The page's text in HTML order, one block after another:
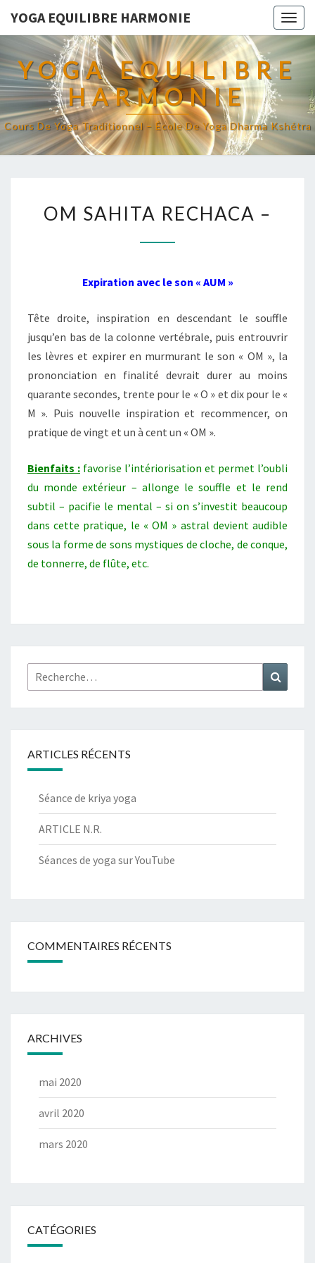
YOGA EQUILIBRE HARMONIE
YOGA EQUILIBRE
HARMONIE
Cours De Yoga Traditionnel – École De Yoga Dharma Kshétra
SAHITA
OM SAHITA RECHACA –
Expiration avec le son « AUM »
Tête droite, inspiration en descendant le souffle
jusqu’en bas de la colonne vertébrale, puis entrouvrir
les lèvres et expirer en murmurant le son « OM », la
prononciation en finalité devrait durer au moins
quarante secondes, trente pour le « O » et dix pour le «
M ». Puis nouvelle inspiration et recommencer, on
pratique de vingt et un à cent un « OM ».
Bienfaits : favorise l’intériorisation et permet l’oubli
du monde extérieur – allonge le souffle et le rend
subtil – pacifie le mental – si on s’investit beaucoup
dans cette pratique, le « OM » astral devient audible
sous la forme de sons mystiques de cloche, de conque,
de tonnerre, de flûte, etc.
Rechercher :
ARTICLES RÉCENTS
Séance de kriya yoga
ARTICLE N.R.
Séances de yoga sur YouTube
COMMENTAIRES RÉCENTS
ARCHIVES
mai 2020
avril 2020
mars 2020
CATÉGORIES